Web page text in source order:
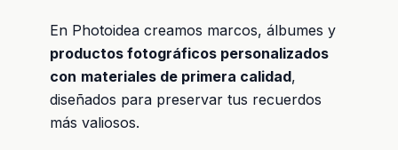
En Photoidea creamos marcos, álbumes y
productos fotográficos personalizados
con materiales de primera calidad,
diseñados para preservar tus recuerdos
más valiosos.